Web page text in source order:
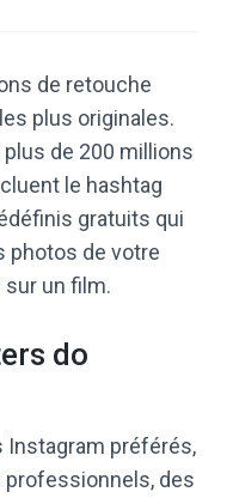
de retouche
plus originales.
de 200 millions
le hashtag
gratuits qui
photos de votre
un film.
do
Instagram préférés,
des